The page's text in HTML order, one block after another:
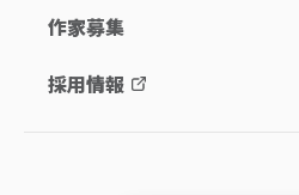
作家募集
採用情報